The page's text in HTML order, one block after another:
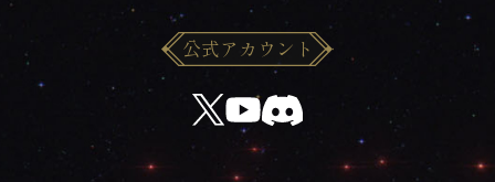
公式アカウント